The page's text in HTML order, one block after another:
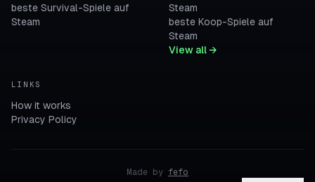
beste Survival-Spiele auf
Steam
Steam
beste Koop-Spiele auf
Steam
View all →
LINKS
How it works
Privacy Policy
Made by fefo